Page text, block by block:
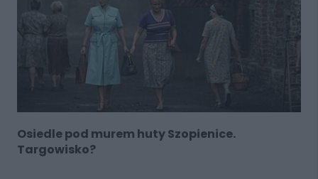
Osiedle pod murem huty Szopienice.
Targowisko?